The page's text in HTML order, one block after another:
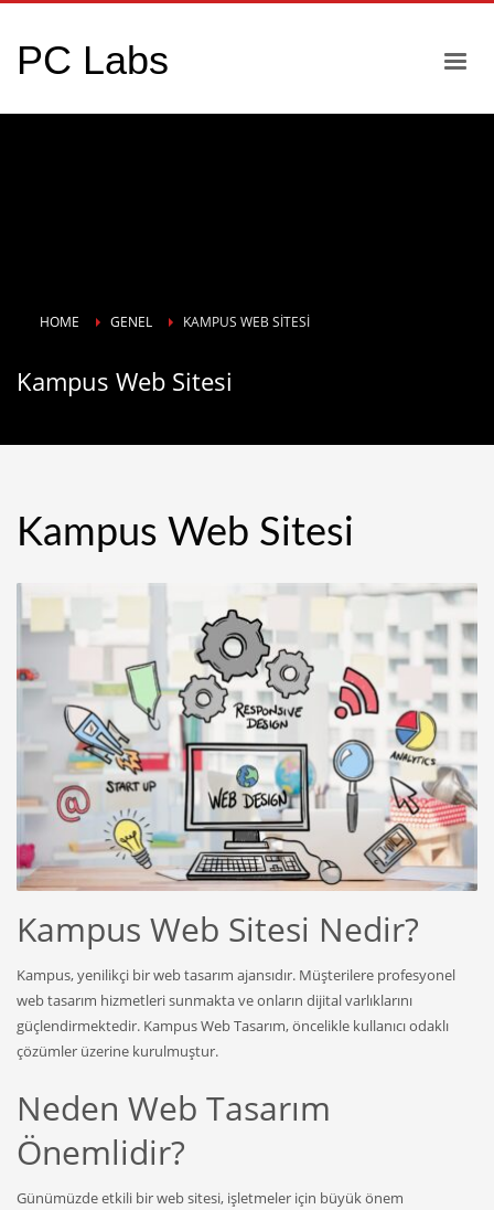
PC Labs
HOME GENEL KAMPUS WEB SITESI
Kampus Web Sitesi
Kampus Web Sitesi
Kampus Web Sitesi Nedir?
Kampus, yenilikçi bir web tasarım ajansıdır. Müşterilere profesyonel
web tasarım hizmetleri sunmakta ve onların dijital varlıklarını
güçlendirmektedir. Kampus Web Tasarım, öncelikle kullanıcı odaklı
çözümler üzerine kurulmuştur.
Neden Web Tasarım
Önemlidir?
Günümüzde etkili bir web sitesi, işletmeler için büyük önem